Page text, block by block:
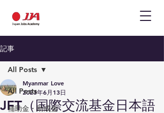
記事
All Posts
補助金・助成金
All Posts
JFT（国際交流基金日本語
Myanmar Love
2023年6月13日